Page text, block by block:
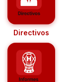
Directivos